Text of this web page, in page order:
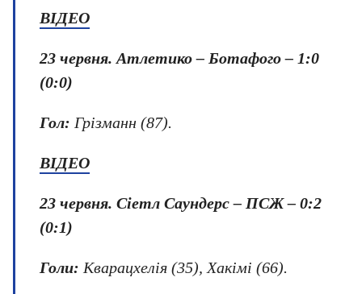
ВІДЕО
23 червня. Атлетико – Ботафого – 1:0
(0:0)
Гол: Грізманн (87).
ВІДЕО
23 червня. Сіетл Саундерс – ПСЖ – 0:2
(0:1)
Голи: Кварацхелія (35), Хакімі (66).